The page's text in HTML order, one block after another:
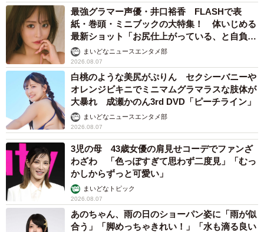
最強グラマー声優・井口裕香 FLASHで表
紙・巻頭・ミニブックの大特集！ 体いじめる
最新ショット「お尻仕上がっている、と自負し
ています」「いくつになっても理想の身体でい
たい」
まいどなニュースエンタメ部
2026.08.07
白桃のような美尻がぷりん セクシーバニーや
オレンジビキニでミニマムグラマラスな肢体が
大暴れ 成瀬かのん3rd DVD「ピーチライン」
まいどなニュースエンタメ部
2026.08.07
3児の母 43歳女優の肩見せコーデでファンざ
わざわ 「色っぽすぎて思わず二度見」「むっ
かしからずっと可愛い」
まいどなトピック
2026.08.07
あのちゃん、雨の日のショーパン姿に「雨が似
合う」「脚めっちゃきれい！」「水も滴る良い